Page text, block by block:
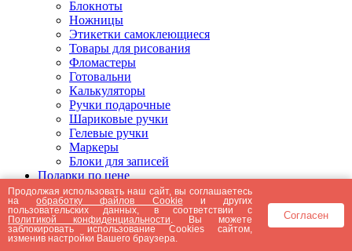
Блокноты
Ножницы
Этикетки самоклеющиеся
Товары для рисования
Фломастеры
Готовальни
Калькуляторы
Ручки подарочные
Шариковые ручки
Гелевые ручки
Маркеры
Блоки для записей
Подарки по цене
Подарки от 5000 рублей
Подарки до 5000 рублей
Подарки до 3000 рублей
Подарки до 2000 рублей
Подарки до 1000 рублей
Продолжая использовать наш сайт, вы соглашаетесь
наобработку файлов Cookie и других
пользовательских данных, в соответствии с
Политикой конфиденциальности . Вы можете
заблокировать использование Cookies сайтом,
изменив настройки Вашего браузера.
Согласен